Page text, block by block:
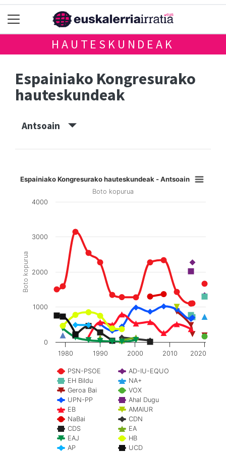
HAUTESKUNDEAK
Espainiako Kongresurako
hauteskundeak
Antsoain
Boto kopurua
Espainiako Kongresurako hauteskundeak - Antsoain
Boto kopurua
PSN-PSOE
AD-IU-EQUO
EH Bildu
NA+
Geroa Bai
VOX
UPN-PP
Ahal Dugu
EB
AMAIUR
NaBai
CDN
CDS
EA
EAJ
HB
AP
UCD
1980 1990 2000 2010 2020
0
1000
2000
3000
4000